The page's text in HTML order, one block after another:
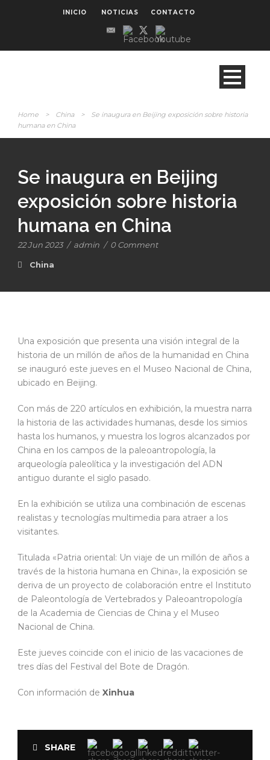
INICIO NOTICIAS CONTACTO
Home > China >
Se inaugura en Beijing exposición sobre historia
humana en China
Se inaugura en Beijing
exposición sobre historia
humana en China
22 Jun 2023 / admin / 0 Comment
China
Una exposición que presenta una visión integral de la
historia de un millón de años de la humanidad en China
se inauguró este jueves en el Museo Nacional de China,
ubicado en Beijing.
Con más de 220 artículos en exhibición, la muestra narra
la historia de las actividades humanas, desde los simios
hasta los humanos, y muestra los logros alcanzados por
China en los campos de la paleoantropología, la
arqueología paleolítica y la investigación del ADN
antiguo durante el siglo pasado.
En la exhibición se utiliza una combinación de escenas
realistas y tecnologías multimedia para atraer a los
visitantes.
Titulada «Patria oriental: Un viaje de un millón de años a
través de la historia humana en China», la exposición se
deriva de un proyecto de colaboración entre el Instituto
de Paleontología de Vertebrados y Paleoantropología
de la Academia de Ciencias de China y el Museo
Nacional de China.
Este jueves coincide con el inicio de las vacaciones de
tres días del Festival del Bote de Dragón.
Con información de Xinhua
SHARE